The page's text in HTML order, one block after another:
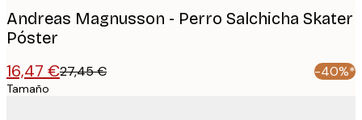
Andreas Magnusson - Perro Salchicha Skater
Póster
16,47 €27,45 € -40%*
Tamaño